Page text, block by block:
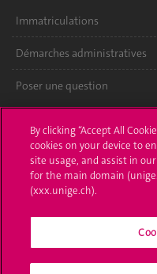
Immatriculations
Démarches administratives
Poser une question
UNIGE Mobile
Médias
Offres d'emploi
Bibliothèque
By clicking “Accept All
cookies on your device to
site usage, and assist in
for the main domain
(xxx.unige.ch).